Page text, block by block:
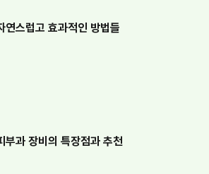
연스럽고 효과적인 방법들
부과 장비의 특장점과 추천